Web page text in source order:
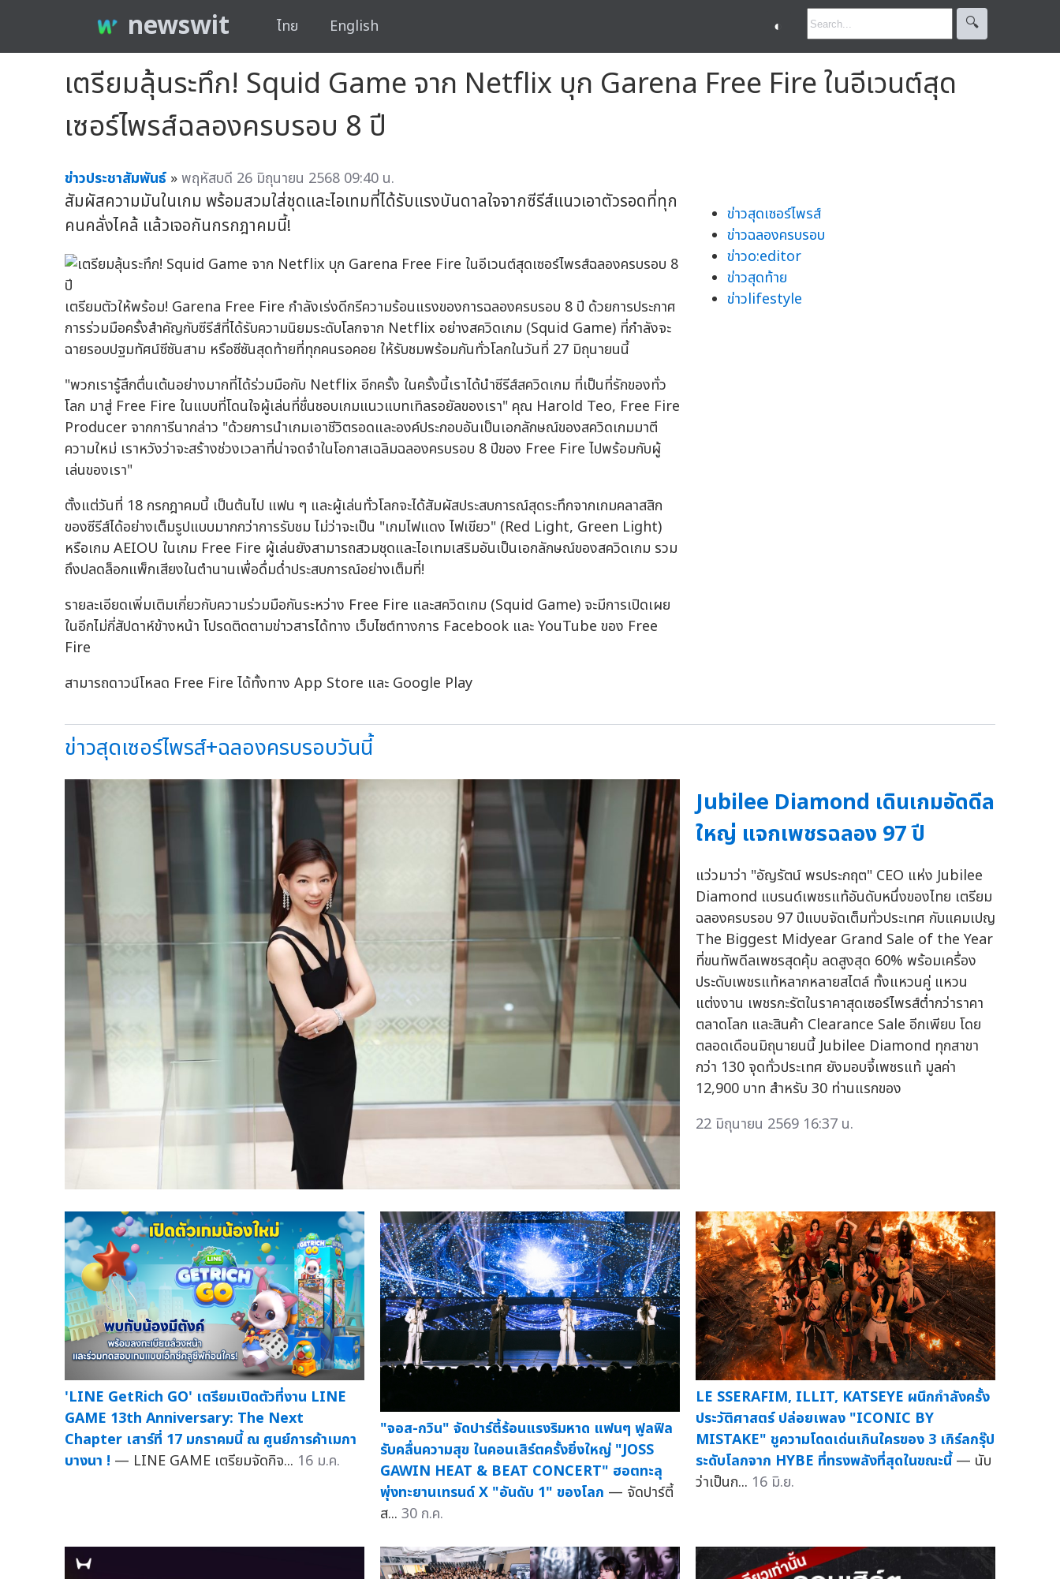
newswit ไทย English ◐ 🔍︎
เตรียมลุ้นระทึก! Squid Game จาก Netflix บุก Garena Free Fire ในอีเวนต์สุด
เซอร์ไพรส์ฉลองครบรอบ 8 ปี
ข่าวประชาสัมพันธ์ »พฤหัสบดี 26 มิถุนายน 2568 09:40 น.
สัมผัสความมันในเกม พร้อมสวมใส่ชุดและไอเทมที่ได้รับแรงบันดาลใจจากซีรีส์แนวเอาตัวรอดที่ทุก
คนคลั่งไคล้ แล้วเจอกันกรกฎาคมนี้!
เตรียมตัวให้พร้อม! Garena Free Fire กำลังเร่งดีกรีความร้อนแรงของการฉลองครบรอบ 8 ปี ด้วยการประกาศ
การร่วมมือครั้งสำคัญกับซีรีส์ที่ได้รับความนิยมระดับโลกจาก Netflix อย่างสควิดเกม (Squid Game) ที่กำลังจะ
ฉายรอบปฐมทัศน์ซีซันสาม หรือซีซันสุดท้ายที่ทุกคนรอคอย ให้รับชมพร้อมกันทั่วโลกในวันที่ 27 มิถุนายนนี้
"พวกเรารู้สึกตื่นเต้นอย่างมากที่ได้ร่วมมือกับ Netflix อีกครั้ง ในครั้งนี้เราได้นำซีรีส์สควิดเกม ที่เป็นที่รักของทั่ว
โลก มาสู่ Free Fire ในแบบที่โดนใจผู้เล่นที่ชื่นชอบเกมแนวแบทเทิลรอยัลของเรา" คุณ Harold Teo, Free Fire
Producer จากการีนากล่าว "ด้วยการนำเกมเอาชีวิตรอดและองค์ประกอบอันเป็นเอกลักษณ์ของสควิดเกมมาตี
ความใหม่ เราหวังว่าจะสร้างช่วงเวลาที่น่าจดจำในโอกาสเฉลิมฉลองครบรอบ 8 ปีของ Free Fire ไปพร้อมกับผู้
เล่นของเรา"
ตั้งแต่วันที่ 18 กรกฎาคมนี้ เป็นต้นไป แฟน ๆ และผู้เล่นทั่วโลกจะได้สัมผัสประสบการณ์สุดระทึกจากเกมคลาสสิก
ของซีรีส์ได้อย่างเต็มรูปแบบมากกว่าการรับชม ไม่ว่าจะเป็น "เกมไฟแดง ไฟเขียว" (Red Light, Green Light)
หรือเกม AEIOU ในเกม Free Fire ผู้เล่นยังสามารถสวมชุดและไอเทมเสริมอันเป็นเอกลักษณ์ของสควิดเกม รวม
ถึงปลดล็อกแพ็กเสียงในตำนานเพื่อดื่มด่ำประสบการณ์อย่างเต็มที่!
รายละเอียดเพิ่มเติมเกี่ยวกับความร่วมมือกันระหว่าง Free Fire และสควิดเกม (Squid Game) จะมีการเปิดเผย
ในอีกไม่กี่สัปดาห์ข้างหน้า โปรดติดตามข่าวสารได้ทาง เว็บไซต์ทางการ Facebook และ YouTube ของ Free
Fire
สามารถดาวน์โหลด Free Fire ได้ทั้งทาง App Store และ Google Play
ข่าวสุดเซอร์ไพรส์
ข่าวฉลองครบรอบ
ข่าวo:editor
ข่าวสุดท้าย
ข่าวlifestyle
ข่าวสุดเซอร์ไพรส์+ฉลองครบรอบวันนี้
Jubilee Diamond เดินเกมอัดดีล
ใหญ่ แจกเพชรฉลอง 97 ปี
แว่วมาว่า "อัญรัตน์ พรประกฤต" CEO แห่ง Jubilee
Diamond แบรนด์เพชรแท้อันดับหนึ่งของไทย เตรียม
ฉลองครบรอบ 97 ปีแบบจัดเต็มทั่วประเทศ กับแคมเปญ
The Biggest Midyear Grand Sale of the Year
ที่ขนทัพดีลเพชรสุดคุ้ม ลดสูงสุด 60% พร้อมเครื่อง
ประดับเพชรแท้หลากหลายสไตล์ ทั้งแหวนคู่ แหวน
แต่งงาน เพชรกะรัตในราคาสุดเซอร์ไพรส์ต่ำกว่าราคา
ตลาดโลก และสินค้า Clearance Sale อีกเพียบ โดย
ตลอดเดือนมิถุนายนนี้ Jubilee Diamond ทุกสาขา
กว่า 130 จุดทั่วประเทศ ยังมอบจี้เพชรแท้ มูลค่า
12,900 บาท สำหรับ 30 ท่านแรกของ
22 มิถุนายน 2569 16:37 น.
'LINE GetRich GO' เตรียมเปิดตัวที่งาน LINE
GAME 13th Anniversary: The Next
Chapter เสาร์ที่ 17 มกราคมนี้ ณ ศูนย์การค้าเมกา
บางนา ! — LINE GAME เตรียมจัดกิจ... 16 ม.ค.
"จอส-กวิน" จัดปาร์ตี้ร้อนแรงริมหาด แฟนๆ ฟูลฟิล
รับคลื่นความสุข ในคอนเสิร์ตครั้งยิ่งใหญ่ "JOSS
GAWIN HEAT & BEAT CONCERT" ฮอตทะลุ
พุ่งทะยานเทรนด์ X "อันดับ 1" ของโลก — จัดปาร์ตี้
ส... 30 ก.ค.
LE SSERAFIM, ILLIT, KATSEYE ผนึกกำลังครั้ง
ประวัติศาสตร์ ปล่อยเพลง "ICONIC BY
MISTAKE" ชูความโดดเด่นเกินใครของ 3 เกิร์ลกรุ๊ป
ระดับโลกจาก HYBE ที่ทรงพลังที่สุดในขณะนี้ — นับ
ว่าเป็นก... 16 มิ.ย.